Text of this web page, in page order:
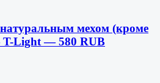
мехом (кроме
Light — 580 RUB